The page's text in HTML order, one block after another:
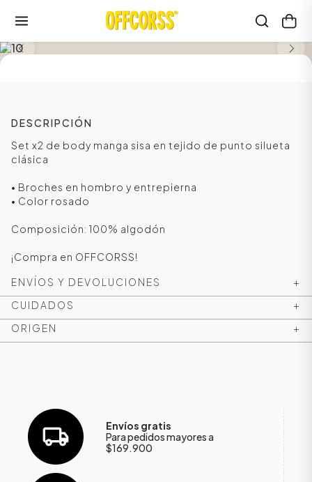
DESCRIPCIÓN
Set x2 de body manga sisa en tejido de punto silueta
clásica
• Broches en hombro y entrepierna
• Color rosado
Composición: 100% algodón
¡Compra en OFFCORSS!
ENVÍOS Y DEVOLUCIONES
+
CUIDADOS
+
ORIGEN
+
Envíos gratis
Para pedidos mayores a
$169.900